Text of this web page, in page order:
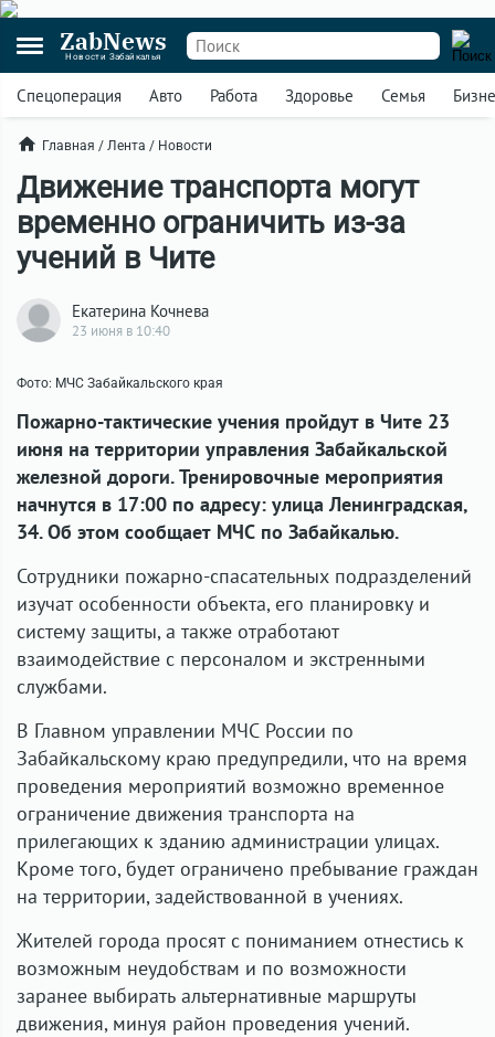
ZabNews
Новости Забайкалья
Спецоперация Авто Работа Здоровье Семья
Главная / Лента / Новости
Движение транспорта могут
временно ограничить из-за
учений в Чите
Екатерина Кочнева
23 июня в 10:40
Фото: МЧС Забайкальского края
Пожарно-тактические учения пройдут в Чите 23
июня на территории управления Забайкальской
железной дороги. Тренировочные мероприятия
начнутся в 17:00 по адресу: улица Ленинградская,
34. Об этом сообщает МЧС по Забайкалью.
Сотрудники пожарно-спасательных подразделений
изучат особенности объекта, его планировку и
систему защиты, а также отработают
взаимодействие с персоналом и экстренными
службами.
В Главном управлении МЧС России по
Забайкальскому краю предупредили, что на время
проведения мероприятий возможно временное
ограничение движения транспорта на
прилегающих к зданию администрации улицах.
Кроме того, будет ограничено пребывание граждан
на территории, задействованной в учениях.
Жителей города просят с пониманием отнестись к
возможным неудобствам и по возможности
заранее выбирать альтернативные маршруты
движения, минуя район проведения учений.